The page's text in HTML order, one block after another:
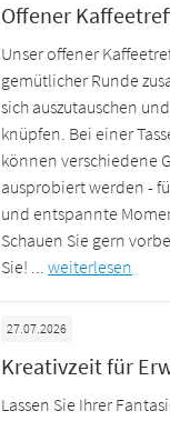
Offener
Unser offener
gemütlicher Runde
sich auszutauschen
knüpfen. Bei einer
können verschiedene
ausprobiert werden -
und entspannte
Schauen Sie gern
Sie! ...weiterlesen
27.07.2026
Kreativzeit für
Lassen Sie Ihrer